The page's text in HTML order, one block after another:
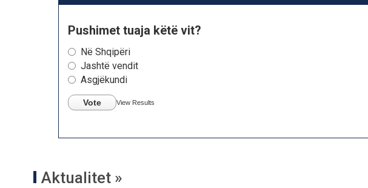
Pushimet tuaja këtë vit?
Në Shqipëri
Jashtë vendit
Asgjëkundi
Vote View Results
Aktualitet »